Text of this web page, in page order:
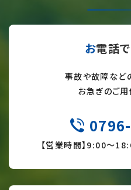
お電話
事故や故障など
お急ぎのご用
【営業時間】9:00～